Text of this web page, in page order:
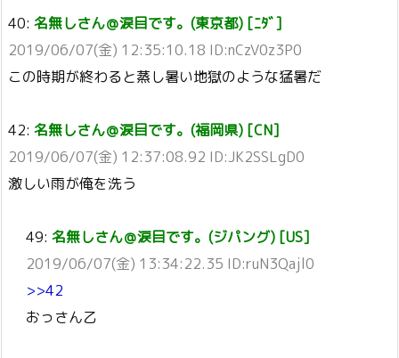
40: 名無しさん＠涙目です。(東京都) [ﾆﾀﾞ]
2019/06/07(金) 12:35:10.18 ID:nCzV0z3P0
この時期が終わると蒸し暑い地獄のような猛暑だ
42: 名無しさん＠涙目です。(福岡県) [CN]
2019/06/07(金) 12:37:08.92 ID:JK2SSLgD0
激しい雨が俺を洗う
49: 名無しさん＠涙目です。(ジパング) [US]
2019/06/07(金) 13:34:22.35 ID:ruN3Qajl0
>>42
おっさん乙